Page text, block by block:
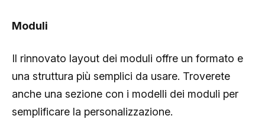
Moduli
Il rinnovato layout dei moduli offre un formato e
una struttura più semplici da usare. Troverete
anche una sezione con i modelli dei moduli per
semplificare la personalizzazione.